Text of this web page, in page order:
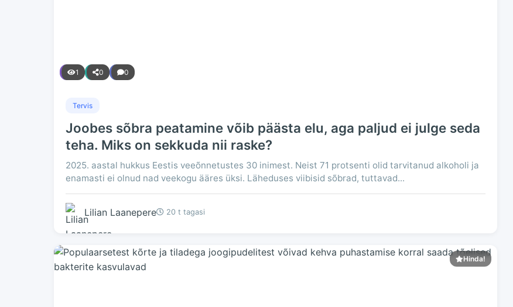
1 0 0
Tervis
Joobes sõbra peatamine võib päästa elu, aga paljud ei julge seda
teha. Miks on sekkuda nii raske?
2025. aastal hukkus Eestis veeõnnetustes 30 inimest. Neist 71 protsenti olid tarvitanud alkoholi ja
enamasti ei olnud nad veekogu ääres üksi. Läheduses viibisid sõbrad, tuttavad...
Lilian Laanepere 20 t tagasi
Hinda!